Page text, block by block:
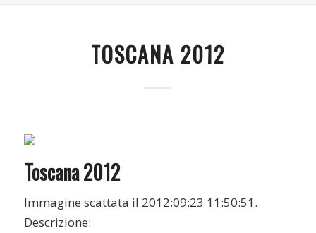
TOSCANA 2012
Toscana 2012
Immagine scattata il 2012:09:23 11:50:51.
Descrizione: